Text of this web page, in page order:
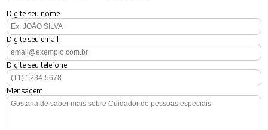
Digite seu nome
Digite seu email
Digite seu telefone
Mensagem